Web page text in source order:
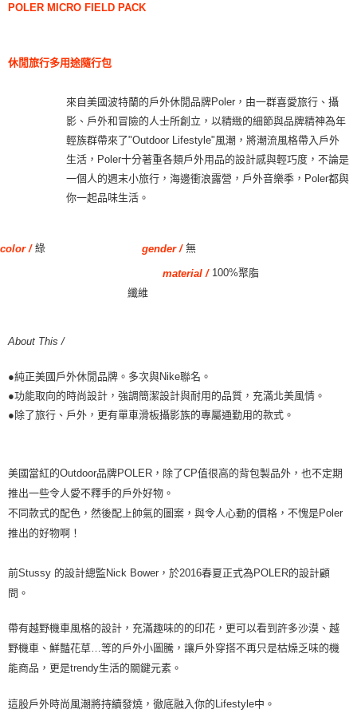
POLER MICRO FIELD PACK
休閒旅行多用途隨行包
來自美國波特蘭的戶外休閒品牌Poler，由一群喜愛旅行、攝
影、戶外和冒險的人士所創立，以精緻的細節與品牌精神為年
輕族群帶來了"Outdoor Lifestyle"風潮，將潮流風格帶入戶外
生活，Poler十分著重各類戶外用品的設計感與輕巧度，不論是
一個人的週末小旅行，海邊衝浪露營，戶外音樂季，Poler都與
你一起品味生活。
color / 綠 gender / 無
material / 100%聚脂
纖維
About This /
●純正美國戶外休閒品牌。多次與Nike聯名。
●功能取向的時尚設計，強調簡潔設計與耐用的品質，充滿北美風情。
●除了旅行、戶外，更有單車滑板攝影族的專屬通勤用的款式。
美國當紅的Outdoor品牌POLER ，除了CP值很高的背包製品外 ， 也不定期
推出一些令人愛不釋手的戶外好物。
不同款式的配色，然後配上帥氣的圖案，與令人心動的價格，不愧是Poler
推出的好物啊！
前Stussy 的設計總監Nick Bower ，於2016春夏正式為POLER的設計顧
問。
帶有越野機車風格的設計，充滿趣味的的印花，更可以看到許多沙漠、越
野機車、鮮豔花草…等的戶外小圖騰，讓戶外穿搭不再只是枯燥乏味的機
能商品，更是trendy生活的關鍵元素。
這股戶外時尚風潮將持續發燒，徹底融入你的 Lifestyle中 。